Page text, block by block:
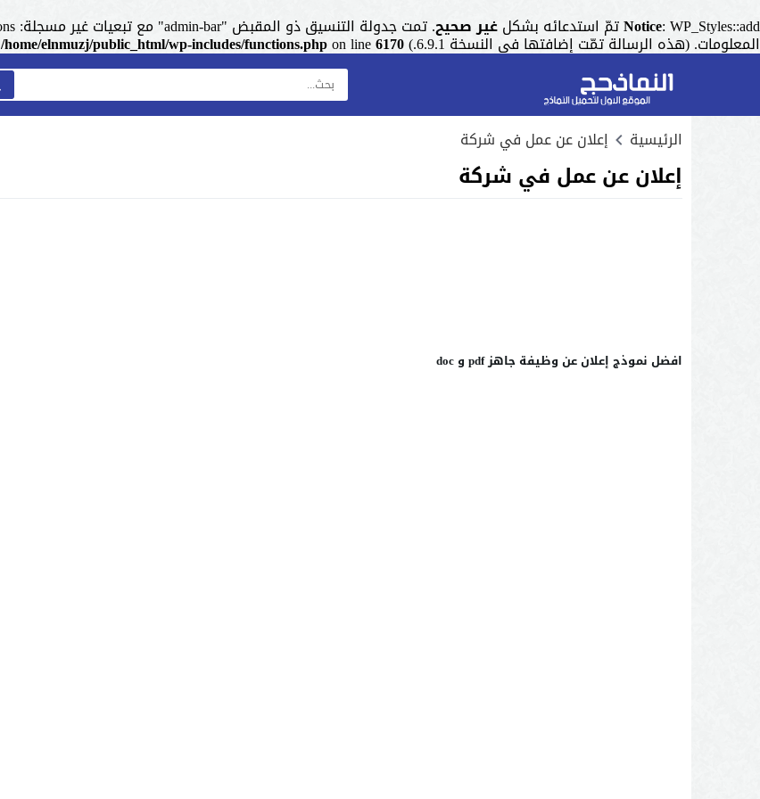
Notice: WP_Styles::add تمّ استدعائه بشكل غير صحيح. تمت جدولة التنسيق ذو المقبض "admin-bar" مع تبعيات غير مسجلة: dashicons. من فضلك اطلع على
المعلومات. (هذه الرسالة تمّت إضافتها في النسخة 6.9.1.) in /home/elnmuzj/public_html/wp-includes/functions.phpon line6170
الرئيسية إعلان عن عمل في شركة
إعلان عن عمل في شركة
افضل نموذج إعلان عن وظيفة جاهز pdf و doc